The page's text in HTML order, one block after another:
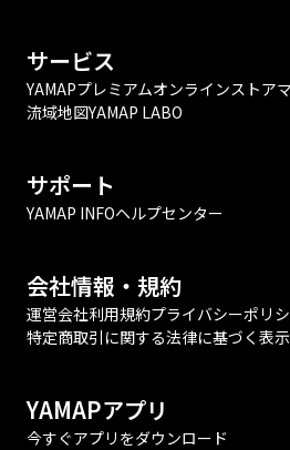
サービス
YAMAPプレミアムオンラインストア
流域地図YAMAP LABO
サポート
YAMAP INFOヘルプセンター
会社情報・規約
運営会社利用規約プライバシーポリ
特定商取引に関する法律に基づく表示
YAMAPアプリ
今すぐアプリをダウンロード